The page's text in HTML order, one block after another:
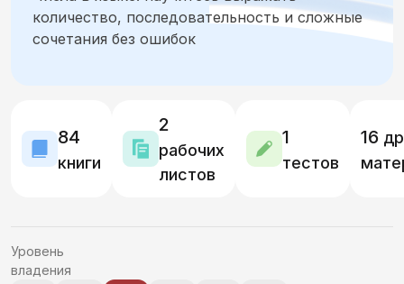
Прилагательные Глаголы
Служебные части речи, вводные слова
Причастия и деепричастия
количество, последовательность и сложные
сочетания без ошибок
84
книги
2
рабочих
листов
1
тестов
16
Уровень
владения